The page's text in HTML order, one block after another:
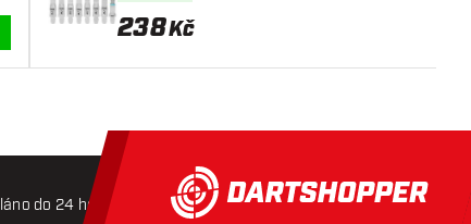
238Kč
do 24 hodin Doprava zdarma od 3000 Kč